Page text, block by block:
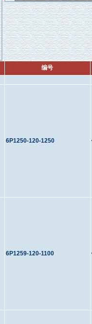
编号
6P1250-120-1250
6P1259-120-1100